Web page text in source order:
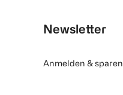
Newsletter
Anmelden & sparen